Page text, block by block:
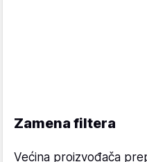
Zamena filtera
Većina proizvođača